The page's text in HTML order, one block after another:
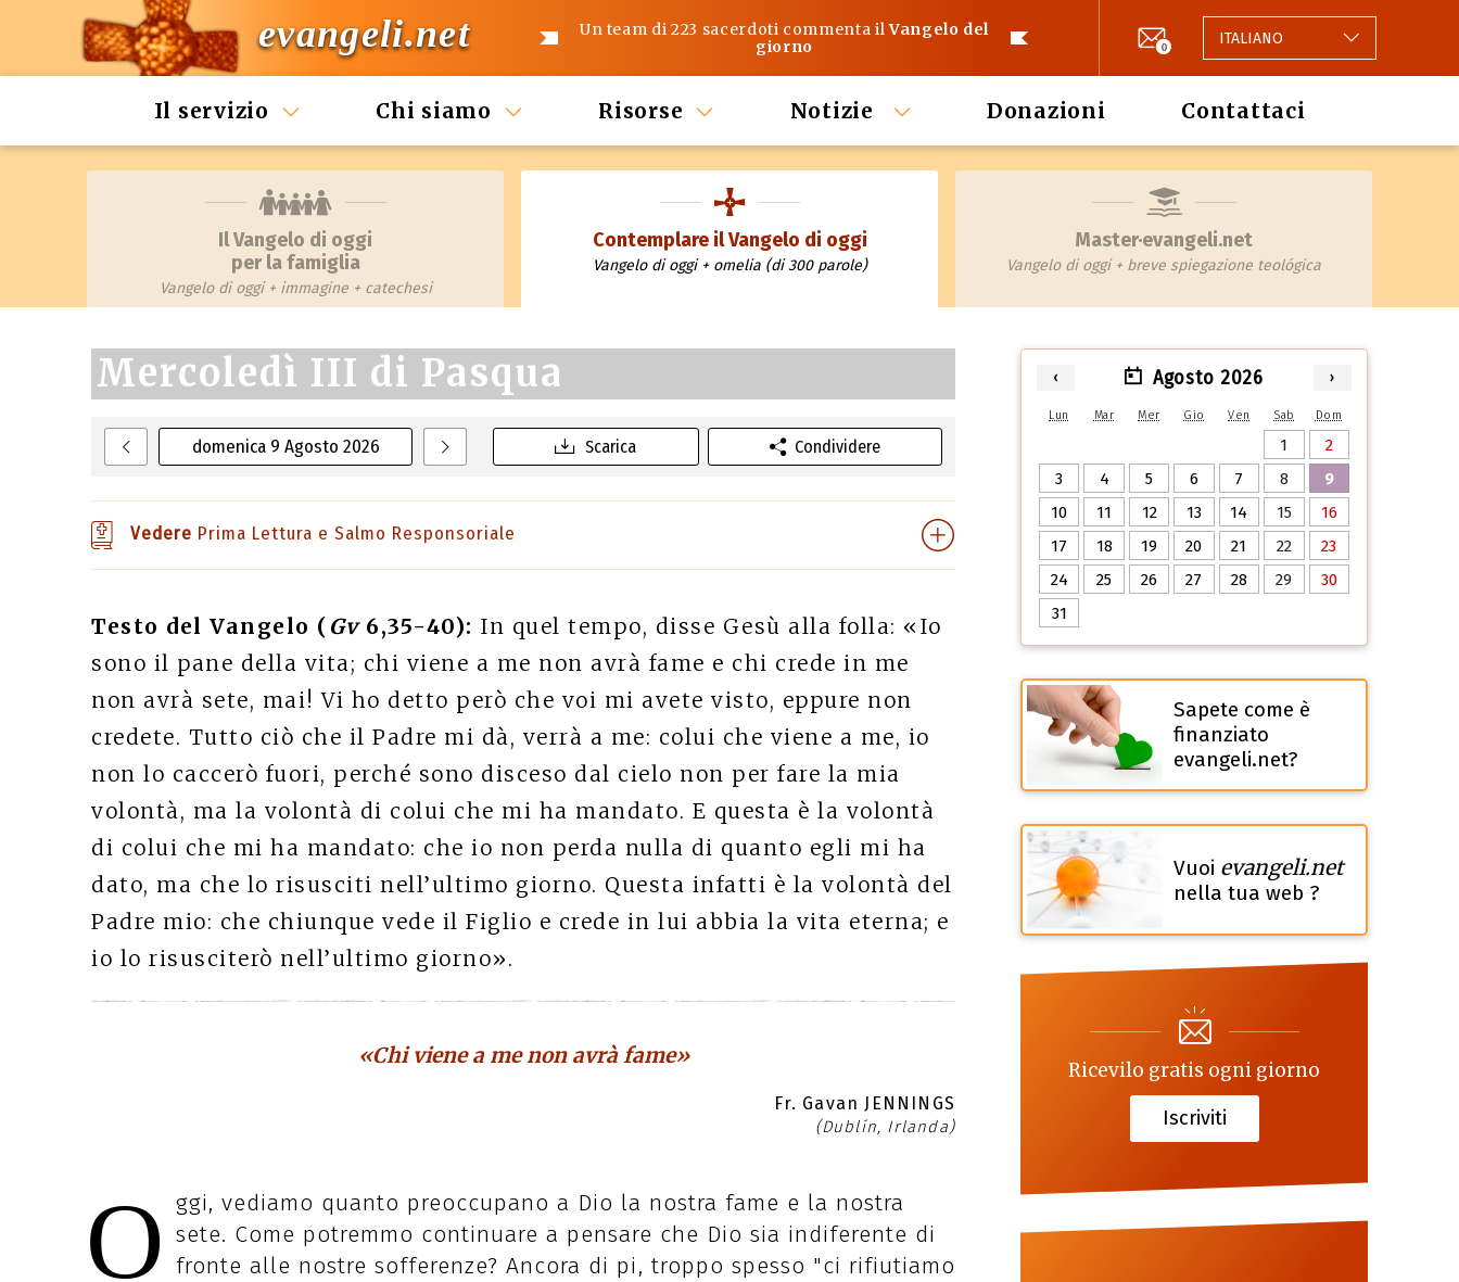
evangeli.net Un team di 223 sacerdoti commenta ilVangelo del
giorno
0 ITALIANO
Il servizio Chi siamo Risorse Notizie Donazioni Contattaci
Il Vangelo di oggi
per la famiglia
Vangelo di oggi + immagine + catechesi
Contemplare il Vangelo di oggi
Vangelo di oggi + omelia (di 300 parole)
Master·evangeli.net
Vangelo di oggi + breve spiegazione teológica
domenica 9 Agosto 2026
Mercoledì III di Pasqua
Scarica Condividere
Vedere Prima Lettura e Salmo Responsoriale
Testo del Vangelo ( Gv6,35-40): In quel tempo, disse Gesù alla folla: «Io
sono il pane della vita; chi viene a me non avrà fame e chi crede in me
non avrà sete, mai! Vi ho detto però che voi mi avete visto, eppure non
credete. Tutto ciò che il Padre mi dà, verrà a me: colui che viene a me, io
non lo caccerò fuori, perché sono disceso dal cielo non per fare la mia
volontà, ma la volontà di colui che mi ha mandato. E questa è la volontà
di colui che mi ha mandato: che io non perda nulla di quanto egli mi ha
dato, ma che lo risusciti nell’ultimo giorno. Questa infatti è la volontà del
Padre mio: che chiunque vede il Figlio e crede in lui abbia la vita eterna; e
io lo risusciterò nell’ultimo giorno».
«Chi viene a me non avrà fame»
Fr. Gavan JENNINGS
(Dublín, Irlanda)
O ggi, vediamo quanto preoccupano a Dio la nostra fame e la nostra
sete. Come potremmo continuare a pensare che Dio sia indiferente di
fronte alle nostre sofferenze? Ancora di pi￹, troppo spesso "ci rifiutiamo
‹ Agosto 2026 ›
Lun Mar Mer Gio Ven Sab Dom
1
2
3
4 5 6 7 8
9
10
11 12 13 14 15
16
17
18 19 20 21 22
23
24
25 26 27 28 29
30
31
Sapete come è
finanziato
evangeli.net?
Vuoi evangeli.net
nella tua web ?
Ricevilo gratis ogni giorno
Iscriviti